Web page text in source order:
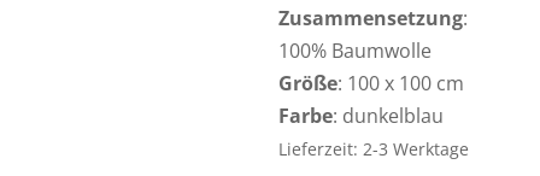
Zusammensetzung:
100% Baumwolle
Größe: 100 x 100 cm
Farbe: dunkelblau
Lieferzeit: 2-3 Werktage